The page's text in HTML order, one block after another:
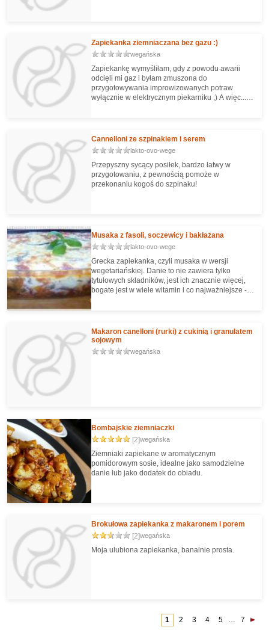
Zapiekanka ziemniaczana bez gazu :)
wegańska
Zapiekankę wymyśliłam, gdy z powodu awarii
odcięli mi gaz i byłam zmuszona do
przygotowywania improwizowanych potraw
wyłącznie w elektrycznym piekarniku ;) A więc...
Cannelloni ze szpinakiem i serem
lakto-ovo-wege
Przepyszny sycący posiłek, bardzo łatwy w
przygotowaniu, z pewnością pomoże w
przekonaniu kogoś do szpinaku!
Musaka z fasoli, soczewicy i bakłażana
lakto-ovo-wege
Grecka zapiekanka, czyli musaka w wersji
wegetariańskiej. Danie to nie zawiera tylko
tytułowych składników, jest ich znacznie więcej,
bogate jest w wiele witamin i co najważniejsze -
Makaron canelloni (rurki) z cukinią i granulatem
sojowym
wegańska
Bombajskie ziemniaczki
[2]wegańska
Ziemniaki zapiekane w aromatycznym
pomidorowym sosie, idealne jako samodzielne
danie lub jako dodatek do obiadu.
Brokułowa zapiekanka z makaronem i porem
[2]wegańska
Moja ulubiona zapiekanka, banalnie prosta.
1 2 3 4 5 … 7